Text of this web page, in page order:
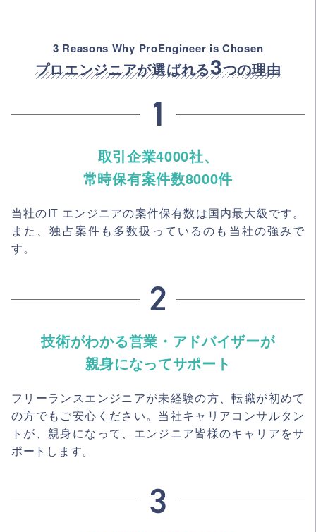
3 Reasons Why ProEngineer is Chosen
プロエンジニアが選ばれる3つの理由
取引企業4000社、
常時保有案件数8000件
当社のIT エンジニアの案件保有数は国内最大級です。
また、独占案件も多数扱っているのも当社の強みで
す。
技術がわかる営業・アドバイザーが
親身になってサポート
フリーランスエンジニアが未経験の方、転職が初めて
の方でもご安心ください。当社キャリアコンサルタン
トが、親身になって、エンジニア皆様のキャリアをサ
ポートします。